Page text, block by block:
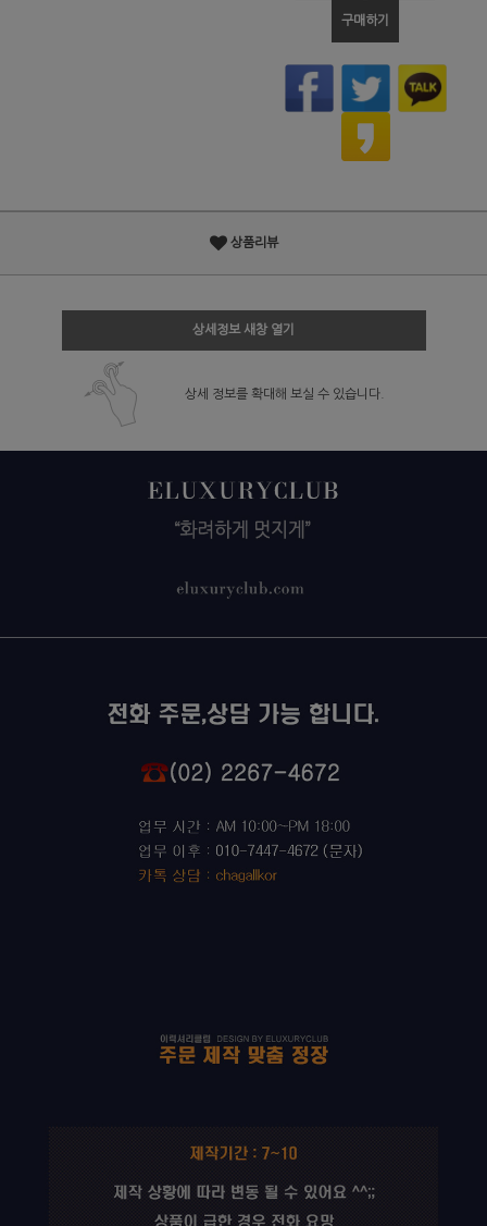
구매하기
상품리뷰
상세정보 새창 열기
상세 정보를 확대해 보실 수 있습니다.